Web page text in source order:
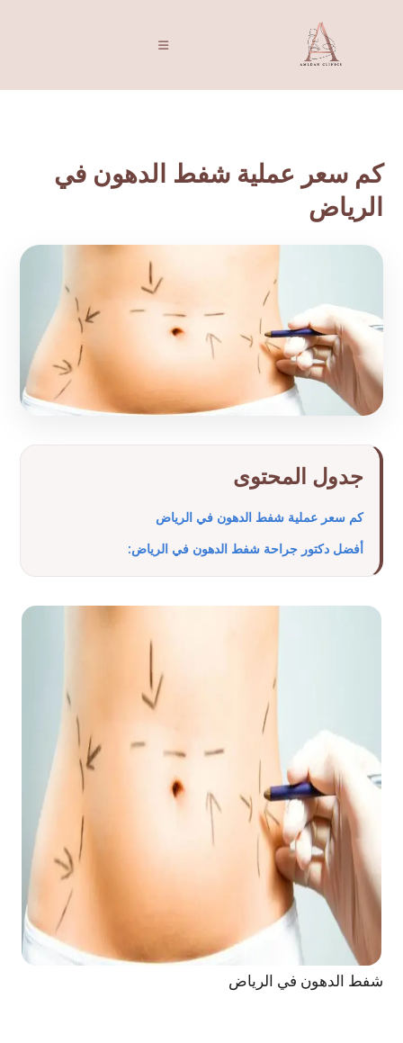
كم سعر عملية شفط الدهون في
الرياض
جدول المحتوى
كم سعر عملية شفط الدهون في الرياض
أفضل دكتور جراحة شفط الدهون في الرياض:
شفط الدهون في الرياض